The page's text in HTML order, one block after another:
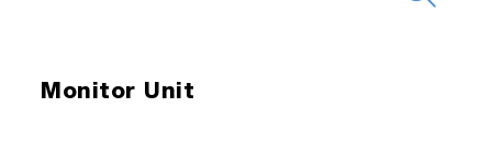
Monitor Unit